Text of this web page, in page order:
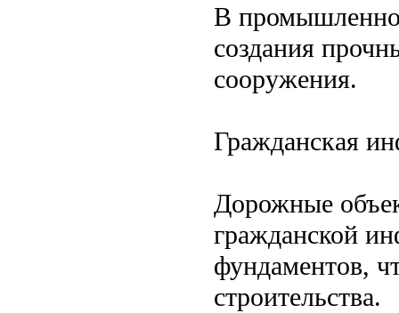
В
создания
сооружения.
Гражданская
Дорожные
гражданской
фундаментов,
строительства.